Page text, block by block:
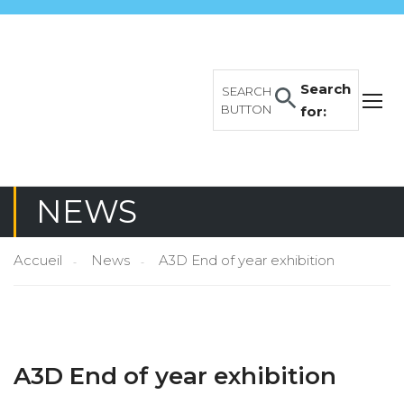
Search
for:
SEARCH
BUTTON
NEWS
Accueil News A3D End of year exhibition
A3D End of year exhibition